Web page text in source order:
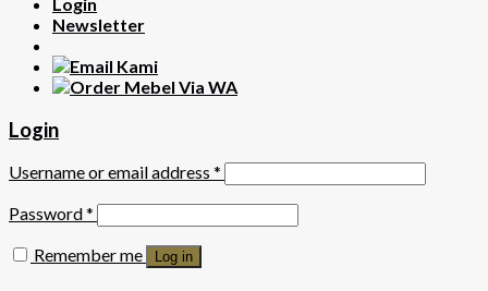
Newsletter
Login
Username or email address *
Password*
Remember me
Log in